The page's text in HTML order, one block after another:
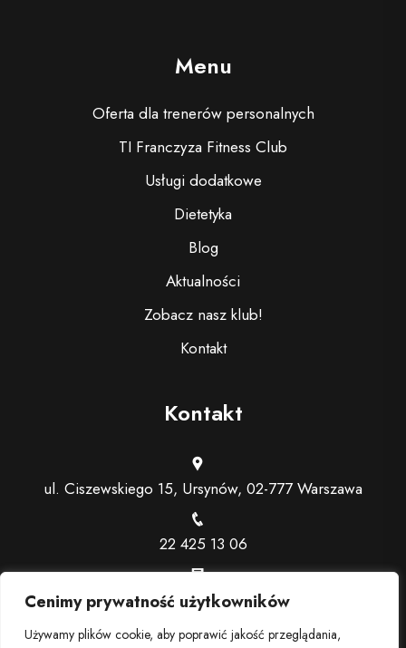
Cenimy prywatność użytkowników
Używamy plików cookie, aby poprawić jakość przeglądania,
Menu
Oferta dla trenerów personalnych
TI Franczyza Fitness Club
Usługi dodatkowe
Dietetyka
Blog
Aktualności
Zobacz nasz klub!
Kontakt
Kontakt
ul. Ciszewskiego 15, Ursynów, 02-777 Warszawa
22 425 13 06
recepcja@trenerindywidualny.pl